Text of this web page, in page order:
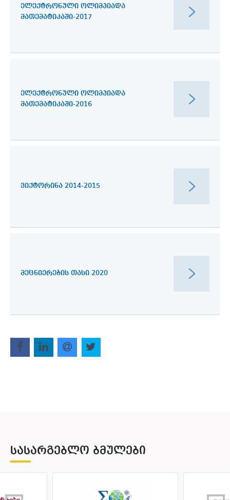
ᲔᲚᲔᲥᲢᲠᲝᲜᲣᲚᲘ ᲝᲚᲘᲛᲞᲘᲐᲓᲐ
ᲛᲐᲗᲔᲛᲐᲢᲘᲙᲐᲨᲘ-2017
ᲔᲚᲔᲥᲢᲠᲝᲜᲣᲚᲘ ᲝᲚᲘᲛᲞᲘᲐᲓᲐ
ᲛᲐᲗᲔᲛᲐᲢᲘᲙᲐᲨᲘ-2016
ᲕᲘᲥᲢᲝᲠᲘᲜᲐ 2014-2015
ᲛᲔᲪᲜᲘᲔᲠᲔᲑᲘᲡ ᲗᲐᲡᲘ 2020
ᲡᲐᲡᲐᲠᲒᲔᲑᲚᲝ ᲑᲛᲣᲚᲔᲑᲘ